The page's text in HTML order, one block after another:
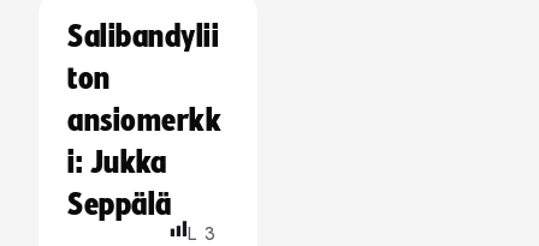
Salibandylii
ton
ansiomerkk
i: Jukka
Seppälä
L 3